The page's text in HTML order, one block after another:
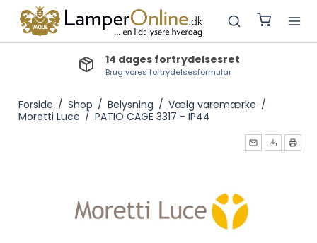
Lev.tid lagervarer: 1-2 dage
Bestillingsvarer: 3-5 dage, Produktionsvarer: 3-4 uger
Forside / Shop / Belysning / Vælg varemærke /
Moretti Luce / PATIO CAGE 3317 - IP44